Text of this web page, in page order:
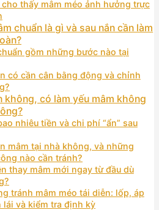
cho thấy mâm méo ảnh hưởng trực
chuẩn là gì và sau nắn cần làm
gồm những bước nào tại
có cần cân bằng động và chỉnh
không, có làm yếu mâm không
nhiêu tiền và chi phí “ẩn” sau
mâm tại nhà không, và những
nào cần tránh?
thay mâm mới ngay từ đầu dù
tránh mâm méo tái diễn: lốp, áp
lái và kiểm tra định kỳ